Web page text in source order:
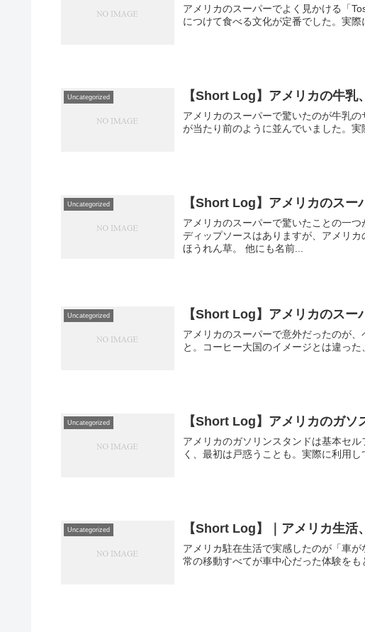
アメリカのスーパーでよく見かける「
につけて食べる文化が定番でした。実
Uncategorized 【Short Log】アメリカの牛乳
アメリカのスーパーで驚いたのが牛乳
が当たり前のように並んでいました。実
Uncategorized 【Short Log】アメリカのス
アメリカのスーパーで驚いたことの一
ディップソースはありますが、アメリ
ほうれん草。 他にも名前...
Uncategorized 【Short Log】アメリカのス
アメリカのスーパーで意外だったのが
と。コーヒー大国のイメージとは違っ
Uncategorized 【Short Log】アメリカのガソ
アメリカのガソリンスタンドは基本セ
く、最初は戸惑うことも。実際に利用
Uncategorized 【Short Log】｜アメリカ生
アメリカ駐在生活で実感したのが「車
常の移動すべてが車中心だった体験をも